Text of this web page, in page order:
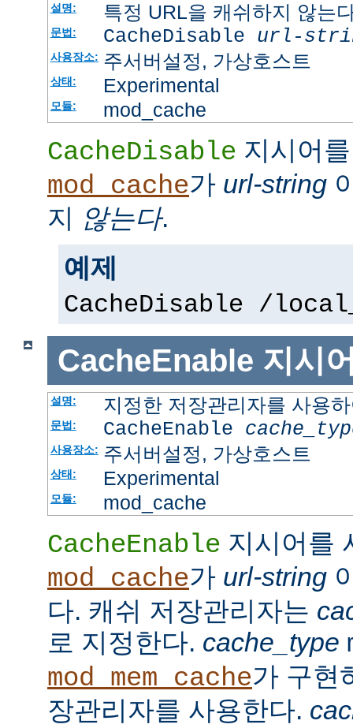
설명: 특정 URL을 캐쉬하지 않는
문법: CacheDisable url-
사용장소: 주서버설정, 가상호스트
상태: Experimental
모듈: mod_cache
CacheDisable 지시어
mod_cache가 url-string
지 않는다.
예제
CacheDisable /
CacheEnable 지시
설명: 지정한 저장관리자를 사용
문법: CacheEnable
사용장소: 주서버설정, 가상호스트
상태: Experimental
모듈: mod_cache
CacheEnable 지시어를
mod_cache가 url-string
다. 캐쉬 저장관리자는
로 지정한다. cache_type
mod_mem_cache가 구현
장관리자를 사용한다.